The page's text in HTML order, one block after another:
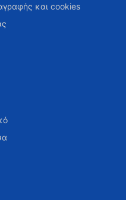
και cookies